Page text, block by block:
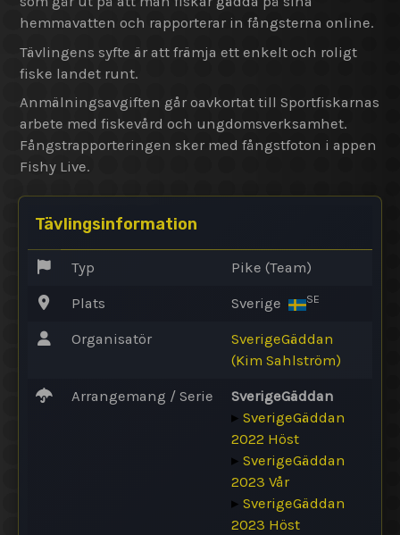
hemmavatten och rapporterar in fångsterna online.
Tävlingens syfte är att främja ett enkelt och roligt
fiske landet runt.
Anmälningsavgiften går oavkortat till Sportfiskarnas
arbete med fiskevård och ungdomsverksamhet.
Fångstrapporteringen sker med fångstfoton i appen
Fishy Live.
Tävlingsinformation
Typ Pike (Team)
Plats Sverige SE
Organisatör
SverigeGäddan
(Kim Sahlström)
Arrangemang / Serie
SverigeGäddan
▸ SverigeGäddan
2022 Höst
▸ SverigeGäddan
2023 Vår
▸ SverigeGäddan
2023 Höst